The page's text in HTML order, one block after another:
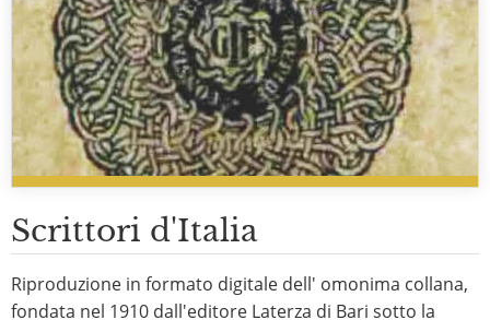
Scrittori d'Italia
Riproduzione in formato digitale dell' omonima collana,
fondata nel 1910 dall'editore Laterza di Bari sotto la